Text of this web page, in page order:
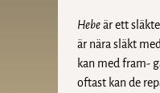
Hebeär ett
är nära släkt
kan med fram-
oftast kan de